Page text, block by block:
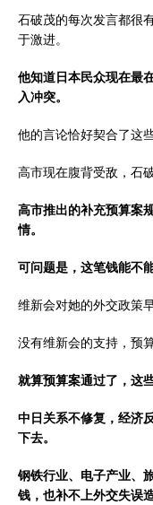
石破茂的每次发言都很
于激进。
他知道日本民众现在
入冲突。
他的言论恰好契合了这
高市现在腹背受敌，石
高市推出的补充预算案
情。
可问题是，这笔钱能不
维新会对她的外交政策
没有维新会的支持，预
就算预算案通过了，这
中日关系不修复，经济
下去。
钢铁行业、电子产业、
钱，也补不上外交失误